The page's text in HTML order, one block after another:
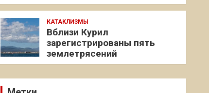
КАТАКЛИЗМЫ
Вблизи Курил
зарегистрированы пять
землетрясений